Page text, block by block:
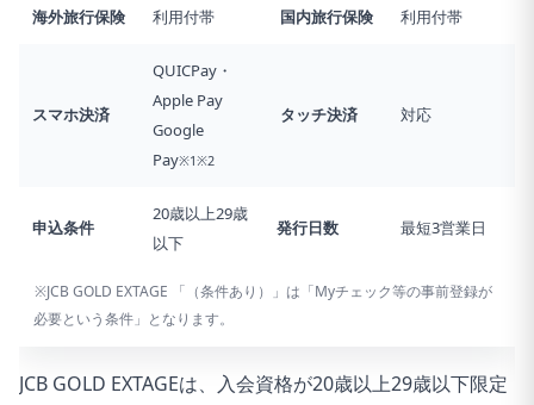
海外旅行保険 利用付帯 国内旅行保険 利用付帯
スマホ決済
QUICPay・
Apple Pay
Google
Pay※1※2
タッチ決済 対応
申込条件
20歳以上29歳
以下
発行日数 最短3営業日
※JCB GOLD EXTAGE 「（条件あり）」は「Myチェック等の事前登録が
必要という条件」となります。
JCB GOLD EXTAGEは、入会資格が20歳以上29歳以下限定